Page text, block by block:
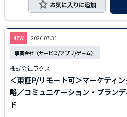
お気に入りに追加
NEW 2026.07.31
事業会社（サービス/アプリ/ゲーム）
株式会社ラクス
＜東証P/リモート可＞マーケティ
略／コミュニケーション・ブラン
ド